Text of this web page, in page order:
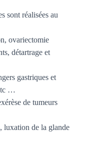
sont réalisées au
ovariectomie
détartrage et
gastriques et
…
de tumeurs
luxation de la glande